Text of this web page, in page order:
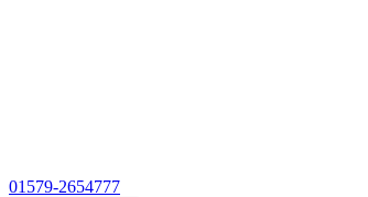
01579-2654777